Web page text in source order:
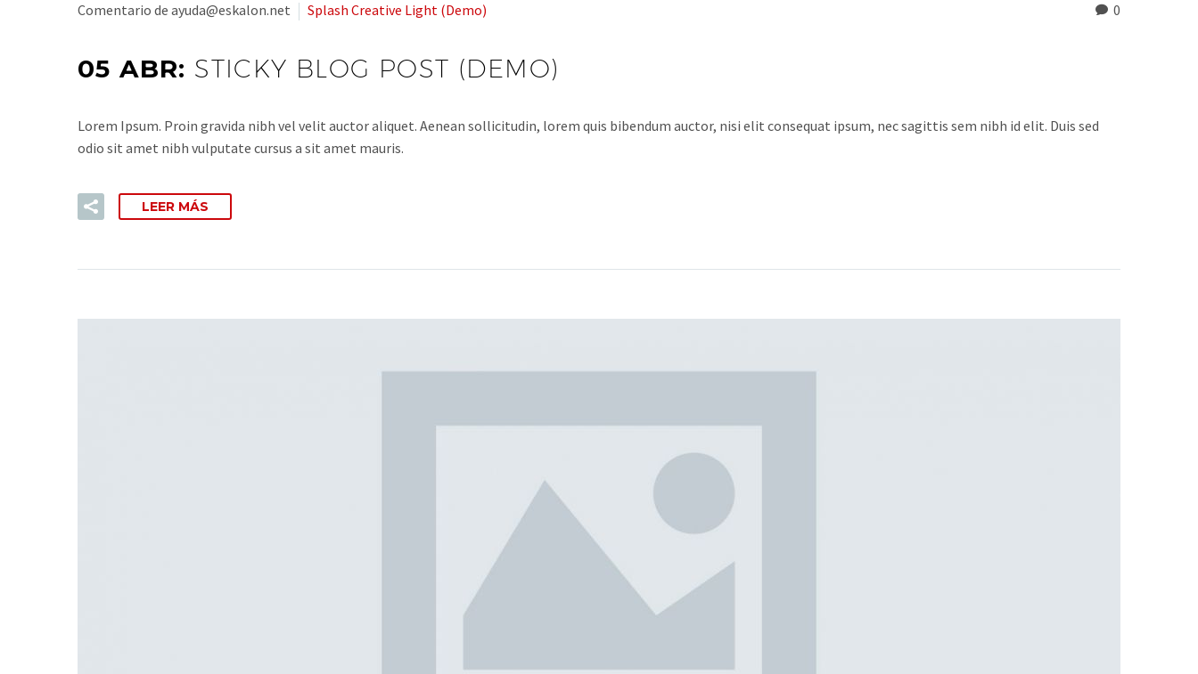
0
Comentario de ayuda@eskalon.net Splash Creative Light (Demo)
05 ABR: STICKY BLOG POST (DEMO)
Lorem Ipsum. Proin gravida nibh vel velit auctor aliquet. Aenean sollicitudin, lorem quis bibendum auctor, nisi elit consequat ipsum, nec sagittis sem nibh id elit. Duis sed
odio sit amet nibh vulputate cursus a sit amet mauris.
LEER MÁS